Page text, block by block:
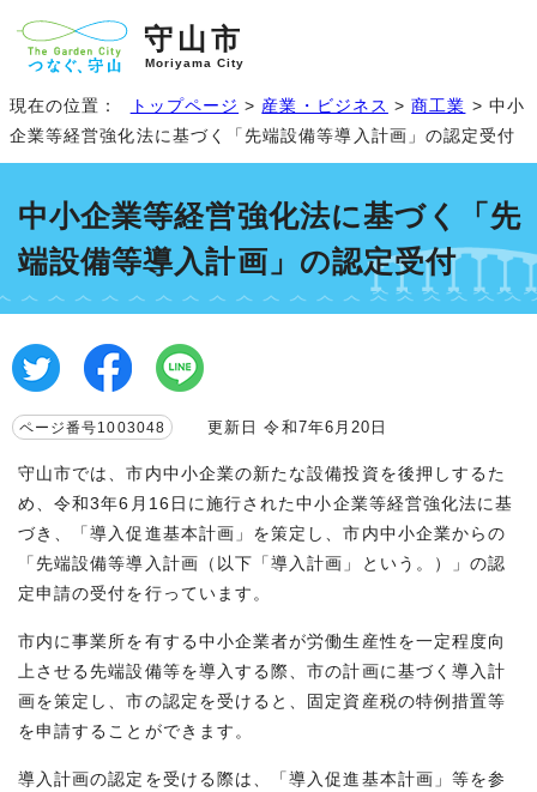
守山市
Moriyama City
現在の位置： トップページ > 産業・ビジネス >商工業 > 中小
企業等経営強化法に基づく「先端設備等導入計画」の認定受付
中小企業等経営強化法に基づく「先
端設備等導入計画」の認定受付
ページ番号1003048 更新日 令和7年6月20日
守山市では、市内中小企業の新たな設備投資を後押しするた
め、令和3年6月16日に施行された中小企業等経営強化法に基
づき、「導入促進基本計画」を策定し、市内中小企業からの
「先端設備等導入計画（以下「導入計画」という。）」の認
定申請の受付を行っています。
市内に事業所を有する中小企業者が労働生産性を一定程度向
上させる先端設備等を導入する際、市の計画に基づく導入計
画を策定し、市の認定を受けると、固定資産税の特例措置等
を申請することができます。
導入計画の認定を受ける際は、「導入促進基本計画」等を参